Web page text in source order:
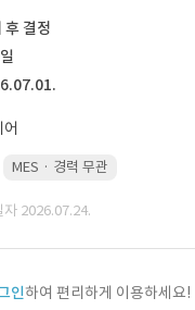
후 결정
MES · 경력 무관
자 2026.07.24.
인하여 편리하게 이용하세요!